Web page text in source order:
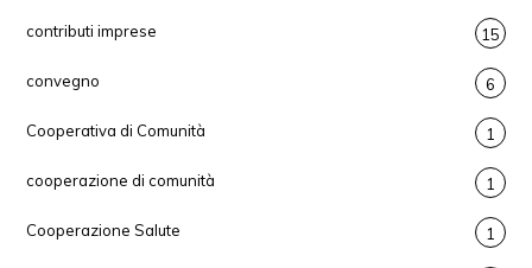
contributi imprese 15
convegno 6
Cooperativa di Comunità 1
cooperazione di comunità 1
Cooperazione Salute 1